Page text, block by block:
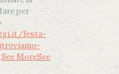
per
festa-
See MoreSee